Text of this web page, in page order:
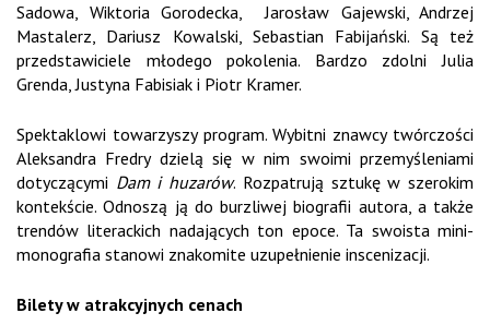
Sadowa, Wiktoria Gorodecka, Jarosław Gajewski, Andrzej
Mastalerz, Dariusz Kowalski, Sebastian Fabijański. Są też
przedstawiciele młodego pokolenia. Bardzo zdolni Julia
Grenda, Justyna Fabisiak i Piotr Kramer.
Spektaklowi towarzyszy program. Wybitni znawcy twórczości
Aleksandra Fredry dzielą się w nim swoimi przemyśleniami
dotyczącymi Dam i huzarów. Rozpatrują sztukę w szerokim
kontekście. Odnoszą ją do burzliwej biografii autora, a także
trendów literackich nadających ton epoce. Ta swoista mini-
monografia stanowi znakomite uzupełnienie inscenizacji.
Bilety w atrakcyjnych cenach